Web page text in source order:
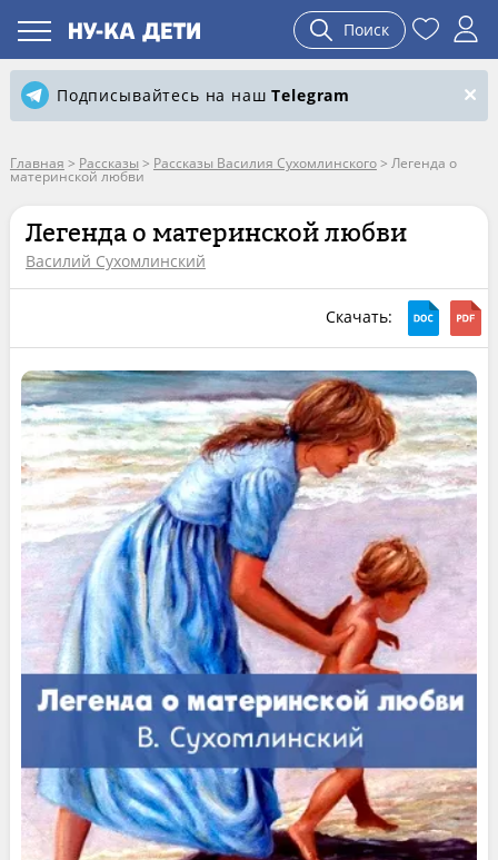
Поиск
Подписывайтесь на нашTelegram
Главная > Рассказы > Рассказы Василия Сухомлинского> Легенда о
материнской любви
Легенда о материнской любви
Василий Сухомлинский
Скачать: